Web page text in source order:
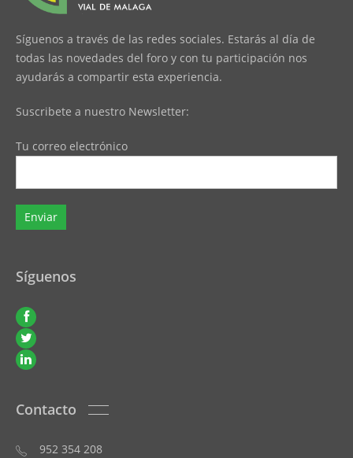
Síguenos a través de las redes sociales. Estarás al día de
todas las novedades del foro y con tu participación nos
ayudarás a compartir esta experiencia.
Suscribete a nuestro Newsletter:
Tu correo electrónico
Síguenos
Contacto
952 354 208